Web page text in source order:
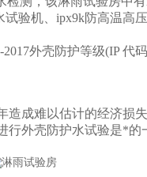
验机、ipx9k防高温高
2017外壳防护等级(IP 代
成难以估计的经济损
外壳防护水试验是*的